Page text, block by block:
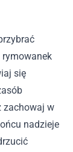
się
zachowaj w
nadzieje